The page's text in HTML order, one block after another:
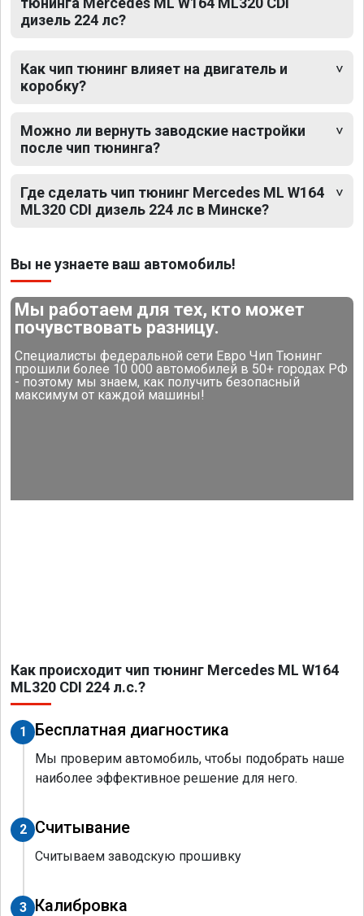
дизель 224 лс?
Как чип тюнинг влияет на двигатель и
коробку?
Можно ли вернуть заводские настройки
после чип тюнинга?
Где сделать чип тюнинг Mercedes ML W164
ML320 CDI дизель 224 лс в Минске?
Вы не узнаете ваш автомобиль!
Мы работаем для тех, кто может
почувствовать разницу.
Специалисты федеральной сети Евро Чип Тюнинг
прошили более 10 000 автомобилей в 50+ городах РФ
- поэтому мы знаем, как получить безопасный
максимум от каждой машины!
Как происходит чип тюнинг Mercedes ML W164
ML320 CDI 224 л.с.?
1 Бесплатная диагностика
Мы проверим автомобиль, чтобы подобрать наше
наиболее эффективное решение для него.
2 Считывание
Считываем заводскую прошивку
3 Калибровка